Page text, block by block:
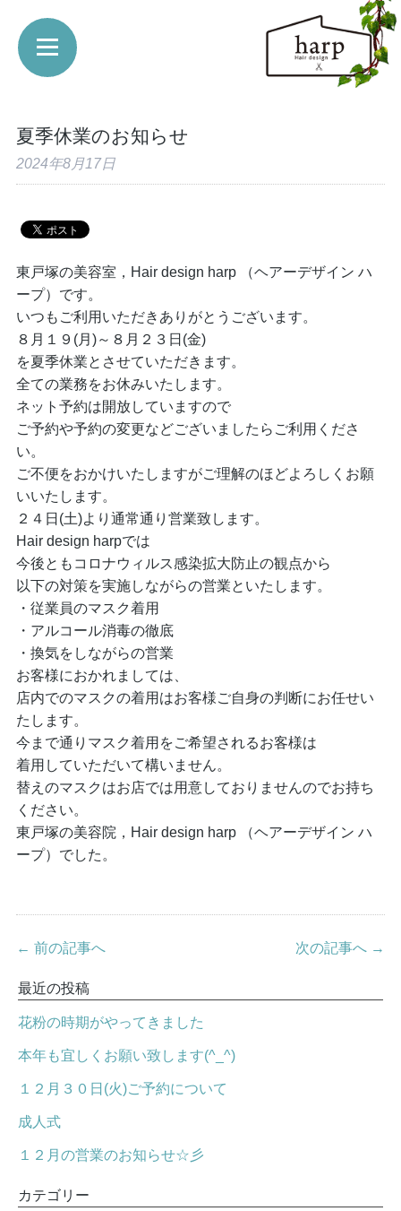
夏季休業のお知らせ
2024年8月17日
東戸塚の美容室，Hair design harp （ヘアーデザイン ハ
ープ）です。
いつもご利用いただきありがとうございます。
８月１９(月)～８月２３日(金)
を夏季休業とさせていただきます。
全ての業務をお休みいたします。
ネット予約は開放していますので
ご予約や予約の変更などございましたらご利用くださ
い。
ご不便をおかけいたしますがご理解のほどよろしくお願
いいたします。
２４日(土)より通常通り営業致します。
Hair design harpでは
今後ともコロナウィルス感染拡大防止の観点から
以下の対策を実施しながらの営業といたします。
・従業員のマスク着用
・アルコール消毒の徹底
・換気をしながらの営業
お客様におかれましては、
店内でのマスクの着用はお客様ご自身の判断にお任せい
たします。
今まで通りマスク着用をご希望されるお客様は
着用していただいて構いません。
替えのマスクはお店では用意しておりませんのでお持ち
ください。
東戸塚の美容院，Hair design harp （ヘアーデザイン ハ
ープ）でした。
← 前の記事へ 次の記事へ →
最近の投稿
花粉の時期がやってきました
本年も宜しくお願い致します(^_^)
１２月３０日(火)ご予約について
成人式
１２月の営業のお知らせ☆彡
カテゴリー